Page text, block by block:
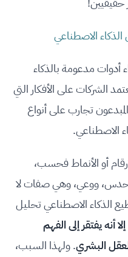
الاصطناعي
أدوات مدعومة بالذكاء
الشركات على الأفكار التي
تجارب على أنواع
الاصطناعي.
أو الأنماط فحسب،
ووعي، وهي صفات لا
الذكاء الاصطناعي تحليل
إلا أنه يفتقر إلى الفهم
البشري. ولهذا السبب،